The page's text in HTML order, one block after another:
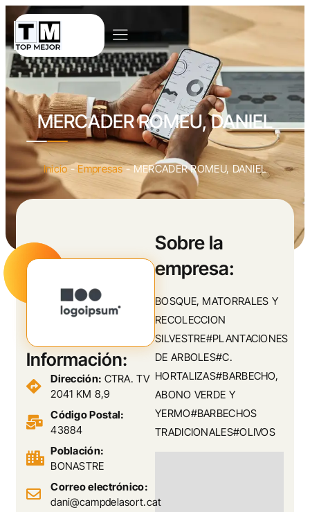
MERCADER ROMEU, DANIEL
Inicio- Empresas-MERCADER ROMEU, DANIEL
Sobre la
empresa:
BOSQUE, MATORRALES Y
RECOLECCION
SILVESTRE#PLANTACIONES
DE ARBOLES#C.
HORTALIZAS#BARBECHO,
ABONO VERDE Y
YERMO#BARBECHOS
TRADICIONALES#OLIVOS
Información:
Dirección: CTRA. TV
2041 KM 8,9
Código Postal:
43884
Población:
BONASTRE
Correo electrónico:
dani@campdelasort.cat